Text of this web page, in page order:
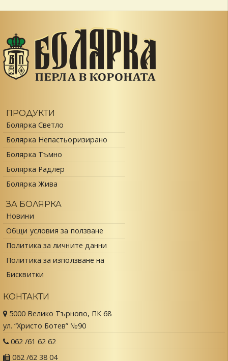
ПРОДУКТИ
Болярка Светло
Болярка Непастьоризирано
Болярка Тъмно
Болярка Радлер
Болярка Жива
ЗА БОЛЯРКА
Новини
Общи условия за ползване
Политика за личните данни
Политика за използване на
Бисквитки
КОНТАКТИ
5000 Велико Търново, ПК 68
ул. “Христо Ботев” №90
062 /61 62 62
062 /62 38 04